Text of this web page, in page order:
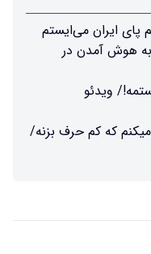
پای ایران می‌ایستم
به هوش آمدن در
ویدئو
که کم حرف بزنه/